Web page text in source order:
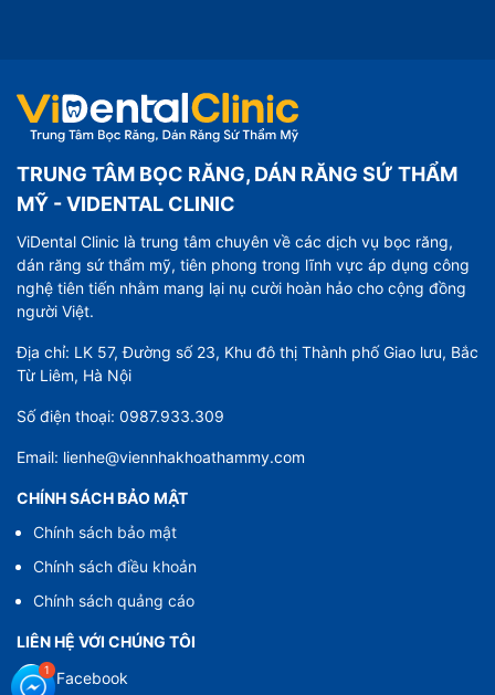
TRUNG TÂM BỌC RĂNG, DÁN RĂNG SỨ THẨM
MỸ - VIDENTAL CLINIC
ViDental Clinic là trung tâm chuyên về các dịch vụ bọc răng,
dán răng sứ thẩm mỹ, tiên phong trong lĩnh vực áp dụng công
nghệ tiên tiến nhằm mang lại nụ cười hoàn hảo cho cộng đồng
người Việt.
Địa chỉ: LK 57, Đường số 23, Khu đô thị Thành phố Giao lưu, Bắc
Từ Liêm, Hà Nội
Số điện thoại: 0987.933.309
Email: lienhe@viennhakhoathammy.com
CHÍNH SÁCH BẢO MẬT
Chính sách bảo mật
Chính sách điều khoản
Chính sách quảng cáo
LIÊN HỆ VỚI CHÚNG TÔI
Facebook